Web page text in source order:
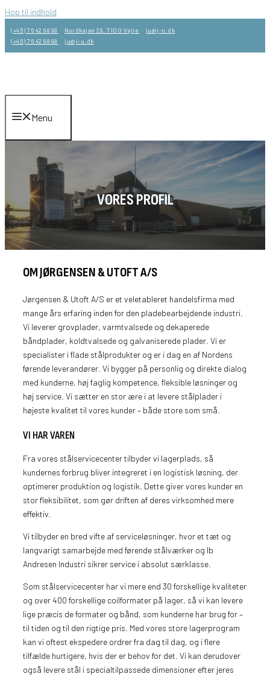
Hop til indhold
(+45) 76 42 98 98 Nordkajen 29, 7100 Vejle
ju@j-u.dk
(+45) 76 42 98 98
ju@j-u.dk
Menu
VORES PROFIL
OM JØRGENSEN & UTOFT A/S
Jørgensen & Utoft A/S er et veletableret handelsfirma med
mange års erfaring inden for den pladebearbejdende industri.
Vi leverer grovplader, varmtvalsede og dekaperede
båndplader, koldtvalsede og galvaniserede plader. Vi er
specialister i flade stålprodukter og er i dag en af Nordens
førende leverandører. Vi bygger på personlig og direkte dialog
med kunderne, høj faglig kompetence, fleksible løsninger og
høj service. Vi sætter en stor ære i at levere stålplader i
højeste kvalitet til vores kunder – både store som små.
VI HAR VAREN
Fra vores stålservicecenter tilbyder vi lagerplads, så
kundernes forbrug bliver integreret i en logistisk løsning, der
optimerer produktion og logistik. Dette giver vores kunder en
stor fleksibilitet, som gør driften af deres virksomhed mere
effektiv.
Vi tilbyder en bred vifte af serviceløsninger, hvor et tæt og
langvarigt samarbejde med førende stålværker og Ib
Andresen Industri sikrer service i absolut særklasse.
Som stålservicecenter har vi mere end 30 forskellige kvaliteter
og over 400 forskellige coilformater på lager, så vi kan levere
lige præcis de formater og bånd, som kunderne har brug for –
til tiden og til den rigtige pris. Med vores store lagerprogram
kan vi oftest ekspedere ordrer fra dag til dag, og i flere
tilfælde hurtigere, hvis der er behov for det. Vi kan derudover
også levere stål i specialtilpassede dimensioner efter jeres